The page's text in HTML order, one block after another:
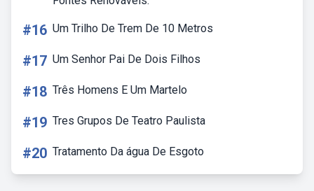
#16 Um Trilho De Trem De 10 Metros
#17 Um Senhor Pai De Dois Filhos
#18 Três Homens E Um Martelo
#19 Tres Grupos De Teatro Paulista
#20 Tratamento Da água De Esgoto